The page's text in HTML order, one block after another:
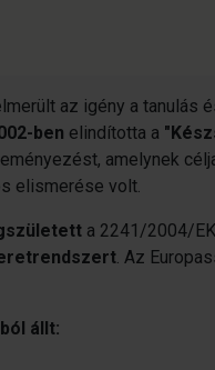
az igény a tanulás
ben elindította a
amelynek
elismerése volt.
a 2241/2004/
. Az
állt: